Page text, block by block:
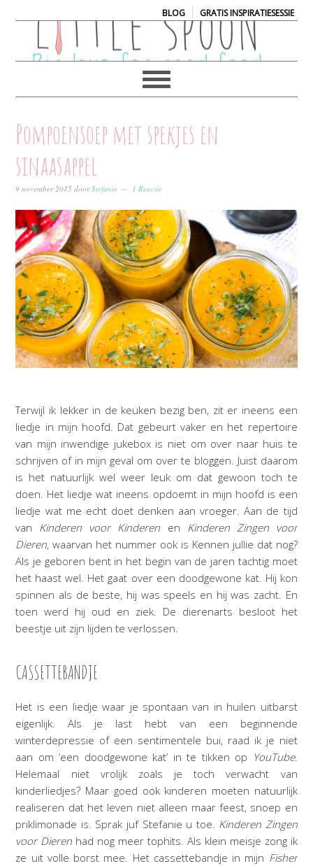
BLOG| GRATIS INSPIRATIESESSIE
Pompoensoep met spekjes en
sinaasappel
9 november 2015 doorStefanie 1 Reactie
Terwijl ik lekker in de keuken bezig ben, zit er ineens een
liedje in mijn hoofd. Dat gebeurt vaker en het repertoire
van mijn inwendige jukebox is niet om over naar huis te
schrijven of in mijn geval om over te bloggen. Juist daarom
is het natuurlijk wel weer leuk om dat gewoon toch te
doen. Het liedje wat ineens opdoemt in mijn hoofd is een
liedje wat me echt doet denken aan vroeger. Aan de tijd
van Kinderen voor Kinderen en Kinderen Zingen voor
Dieren, waarvan het nummer ook is Kennen jullie dat nog?
Als je geboren bent in het begin van de jaren tachtig moet
het haast wel. Het gaat over een doodgewone kat. Hij kon
spinnen als de beste, hij was speels en hij was zacht. En
toen werd hij oud en ziek. De dierenarts besloot het
beestje uit zijn lijden te verlossen.
CASSETTEBANDJE
Het is een liedje waar je spontaan van in huilen uitbarst
eigenlijk. Als je last hebt van een beginnende
winterdepressie of een sentimentele bui, raad ik je niet
aan om ‘een doodgewone kat’ in te tikken op YouTube.
Helemaal niet vrolijk zoals je toch verwacht van
kinderliedjes? Maar goed ook kinderen moeten natuurlijk
realiseren dat het leven niet alleen maar feest, snoep en
priklimonade is. Sprak juf Stefanie u toe. Kinderen Zingen
voor Dieren had nog meer tophits. Als klein meisje zong ik
ze uit volle borst mee. Het cassettebandje in mijn Fisher